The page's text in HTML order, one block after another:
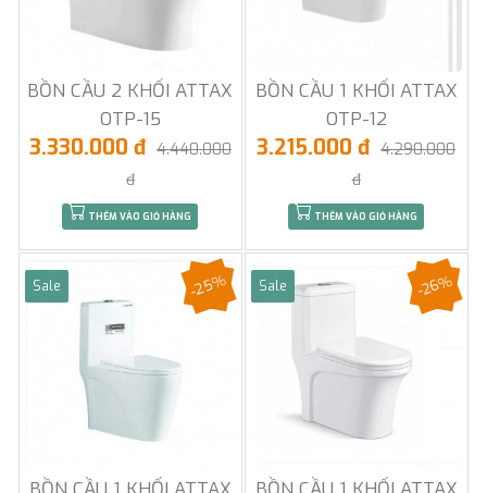
BỒN CẦU 2 KHỐI ATTAX
OTP-15
3.330.000 đ 4.440.000
đ
THÊM VÀO GIỎ HÀNG
BỒN CẦU 1 KHỐI ATTAX
OTP-12
3.215.000 đ 4.290.000
đ
THÊM VÀO GIỎ HÀNG
Sale -25% Sale -26%